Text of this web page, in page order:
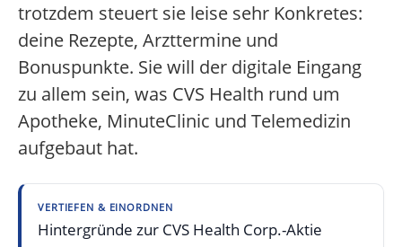
trotzdem steuert sie leise sehr Konkretes:
deine Rezepte, Arzttermine und
Bonuspunkte. Sie will der digitale Eingang
zu allem sein, was CVS Health rund um
Apotheke, MinuteClinic und Telemedizin
aufgebaut hat.
VERTIEFEN & EINORDNEN
Hintergründe zur CVS Health Corp.-Aktie